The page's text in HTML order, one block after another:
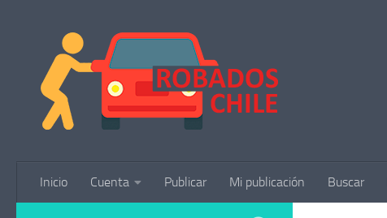
Inicio Cuenta Publicar Mi publicación Buscar